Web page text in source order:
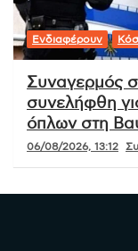
Ενδιαφέρουν
Συναγερμός
συνελήφθη
όπλων στη
06/08/2026, 13:12